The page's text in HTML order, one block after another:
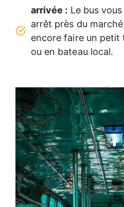
arrivée : Le bus
arrêt près du
encore faire un
ou en bateau local.